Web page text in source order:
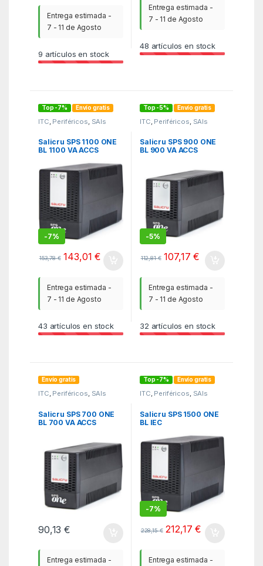
Entrega estimada -
7 - 11 de Agosto
9 artículos en stock
Entrega estimada -
7 - 11 de Agosto
48 artículos en stock
Top -7% Envío gratis
ITC, Periféricos, SAIs
Salicru SPS 1100 ONE
BL 1100 VA ACCS
alimentación
ininterrumpida (UPS)
1,1 kVA
-7%
153,78€ 143,01€
Entrega estimada -
7 - 11 de Agosto
43 artículos en stock
Top -5% Envío gratis
ITC, Periféricos, SAIs
Salicru SPS 900 ONE
BL 900 VA ACCS
ininterrumpida (UPS)
0,9 kVA
-5%
112,81€ 107,17€
Entrega estimada -
7 - 11 de Agosto
32 artículos en stock
Envío gratis
ITC, Periféricos, SAIs
Salicru SPS 700 ONE
BL 700 VA ACCS
ininterrumpida (UPS)
0,7 kVA
90,13€
Entrega estimada -
Top -7% Envío gratis
ITC, Periféricos, SAIs
Salicru SPS 1500 ONE
BL IEC
sistema de
alimentación
ininterrumpida (UPS)
1,5 kVA
-7%
228,15€ 212,17€
Entrega estimada -